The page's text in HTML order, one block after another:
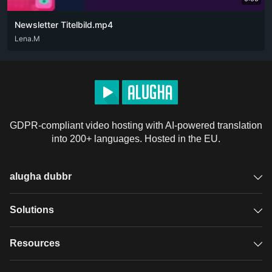
Newsletter Titelbild.mp4
ENG
Lena.M
GDPR-compliant video hosting with AI-powered translation
into 200+ languages. Hosted in the EU.
alugha dubbr
Overview
Solutions
GDPR video hosting
Resources